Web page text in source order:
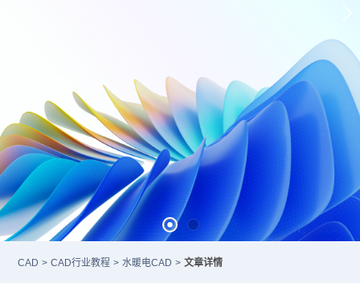
CAD > CAD行业教程 > 水暖电CAD > 文章详情